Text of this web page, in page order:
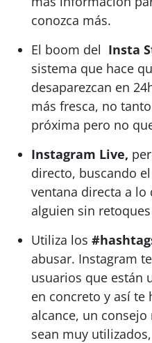
conozca más.
El boom del Insta
sistema que hace
desaparezcan en
más fresca, no
próxima pero no
Instagram Live,
directo, buscando
ventana directa a lo
alguien sin
Utiliza los
abusar. Instagram
usuarios que están
en concreto y así te
alcance, un
sean muy